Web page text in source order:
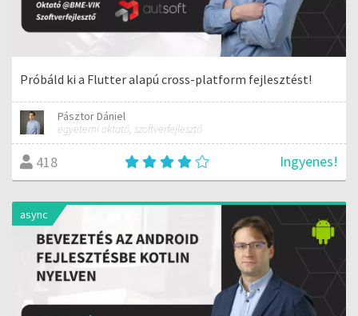
Próbáld ki a Flutter alapú cross-platform fejlesztést!
Pásztor Dániel
egyetemi oktató, szoftverfejlesztő
418 Ingyenes!
async